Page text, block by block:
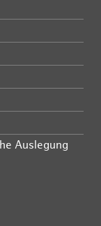
Auslegung